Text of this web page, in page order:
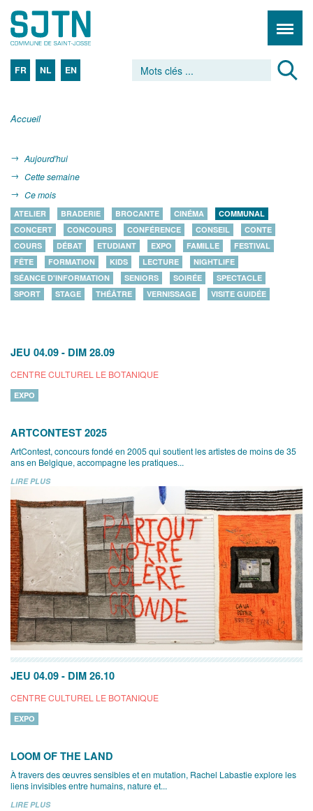
FR NL EN
Accueil
Aujourd'hui
Cette semaine
Ce mois
ATELIER BRADERIE BROCANTE CINÉMA
COMMUNAL
CONCERT
CONCOURS CONFÉRENCE CONSEIL
CONTE
COURS
DÉBAT ETUDIANT EXPO FAMILLE
FESTIVAL
FÊTE
FORMATION KIDS LECTURE
NIGHTLIFE
SÉANCE D'INFORMATION
SENIORS SOIRÉE
SPECTACLE
SPORT
STAGE THÉÂTRE VERNISSAGE VISITE GUIDÉE
JEU 04.09 - DIM 28.09
CENTRE CULTUREL LE BOTANIQUE
EXPO
ARTCONTEST 2025
ArtContest, concours fondé en 2005 qui soutient les artistes de moins de 35
ans en Belgique, accompagne les pratiques...
LIRE PLUS
JEU 04.09 - DIM 26.10
CENTRE CULTUREL LE BOTANIQUE
EXPO
LOOM OF THE LAND
À travers des œuvres sensibles et en mutation, Rachel Labastie explore les
liens invisibles entre humains, nature et...
LIRE PLUS